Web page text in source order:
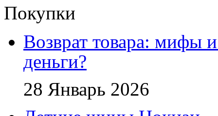
Покупки
Возврат товара: мифы
деньги?
28 Январь 2026